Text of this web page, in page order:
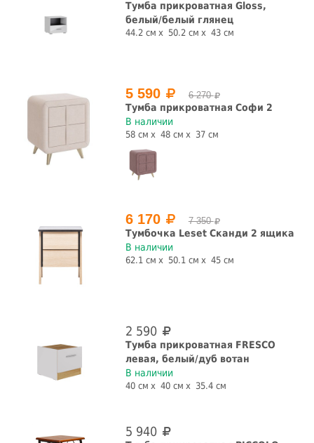
Тумба прикроватная Gloss,
белый/белый глянец
44.2 см 50.2 см 43 см
5 590 6 270
Тумба прикроватная Софи 2
В наличии
58 см 48 см 37 см
6 170 7 350
Тумбочка Leset Сканди 2 ящика
В наличии
62.1 см 50.1 см 45 см
2 590
Тумба прикроватная FRESCO
левая, белый/дуб вотан
В наличии
40 см 40 см 35.4 см
5 940